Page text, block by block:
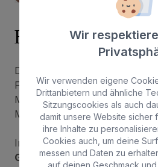
Einkaufszentrum
Das Varadero Shopping
Freizeitzentrum in der
Meloneras, in der Nähe des
Maspalomas.
In diesem Einkaufszentrum
Geschäfte, die Mode,
Wir
Wir verwenden eigene
Drittanbietern und ähnliche
Sitzungscookies als auch
damit unsere Website sicher
ihre Inhalte zu
Cookies auch, um deine
messen und Daten zu
auf deinen Geschmack